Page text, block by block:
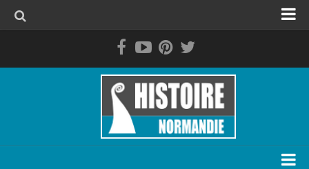
La Normandie avant les Normands
Le duché de Normandie
La Normandie de 1469 à 1789
La Normandie contemporaine